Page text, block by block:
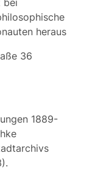
bei
heraus
36
1889-